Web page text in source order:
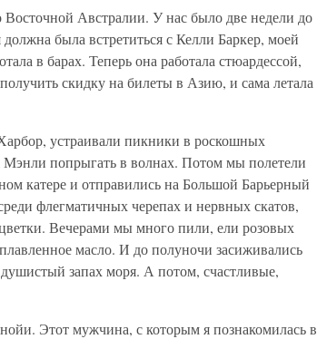
Австралии. У нас было две недели до
была встретиться с Келли Баркер, моей
в барах. Теперь она работала стюардессой,
скидку на билеты в Азию, и сама летала
устраивали пикники в роскошных
попрыгать в волнах. Потом мы полетели
катере и отправились на Большой Барьерный
флегматичных черепах и нервных скатов,
Вечерами мы много пили, ели розовых
масло. И до полуночи засиживались
запах моря. А потом, счастливые,
Этот мужчина, с которым я познакомилась в